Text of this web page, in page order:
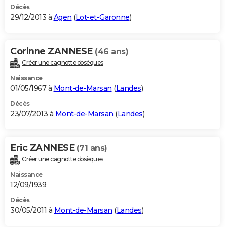
Décès
29/12/2013 à Agen (Lot-et-Garonne)
Corinne ZANNESE (46 ans)
Créer une cagnotte obsèques
Naissance
01/05/1967 à Mont-de-Marsan (Landes)
Décès
23/07/2013 à Mont-de-Marsan (Landes)
Eric ZANNESE (71 ans)
Créer une cagnotte obsèques
Naissance
12/09/1939
Décès
30/05/2011 à Mont-de-Marsan (Landes)